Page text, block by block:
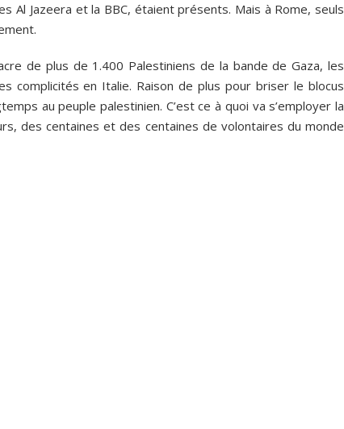
Al Jazeera et la BBC, étaient présents. Mais à Rome, seuls
de plus de 1.400 Palestiniens de la bande de Gaza, les
complicités en Italie. Raison de plus pour briser le blocus
au peuple palestinien. C’est ce à quoi va s’employer la
des centaines et des centaines de volontaires du monde